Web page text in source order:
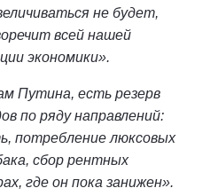
не будет,
всей нашей
экономики».
Путина, есть резерв
по ряду направлений:
потребление люксовых
сбор рентных
где он пока занижен».